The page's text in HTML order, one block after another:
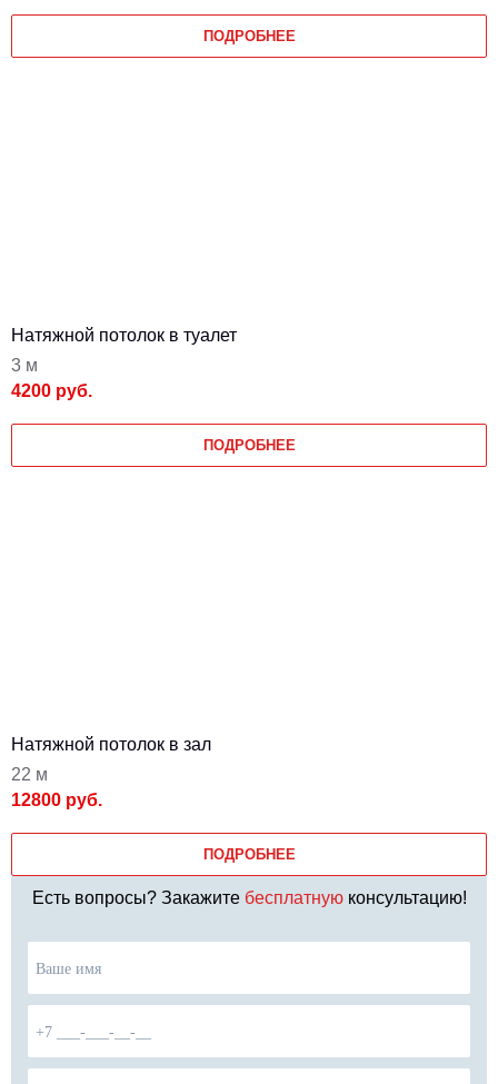
ПОДРОБНЕЕ
Натяжной потолок в туалет
3 м
4200 руб.
ПОДРОБНЕЕ
Натяжной потолок в зал
22 м
12800 руб.
ПОДРОБНЕЕ
Есть вопросы? Закажите бесплатнуюконсультацию!